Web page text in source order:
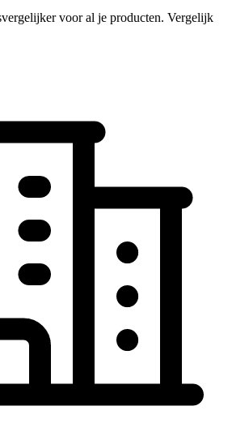
voor al je producten. Vergelijk